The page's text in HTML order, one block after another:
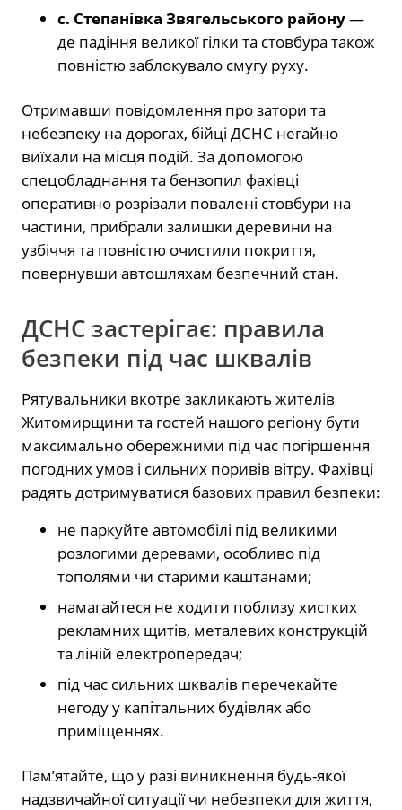
с. Степанівка Звягельського району—
де падіння великої гілки та стовбура також
повністю заблокувало смугу руху.
Отримавши повідомлення про затори та
небезпеку на дорогах, бійці ДСНС негайно
виїхали на місця подій. За допомогою
спецобладнання та бензопил фахівці
оперативно розрізали повалені стовбури на
частини, прибрали залишки деревини на
узбіччя та повністю очистили покриття,
повернувши автошляхам безпечний стан.
ДСНС застерігає: правила
безпеки під час шквалів
Рятувальники вкотре закликають жителів
Житомирщини та гостей нашого регіону бути
максимально обережними під час погіршення
погодних умов і сильних поривів вітру. Фахівці
радять дотримуватися базових правил безпеки:
не паркуйте автомобілі під великими
розлогими деревами, особливо під
тополями чи старими каштанами;
намагайтеся не ходити поблизу хистких
рекламних щитів, металевих конструкцій
та ліній електропередач;
під час сильних шквалів перечекайте
негоду у капітальних будівлях або
приміщеннях.
Пам’ятайте, що у разі виникнення будь-якої
надзвичайної ситуації чи небезпеки для життя,